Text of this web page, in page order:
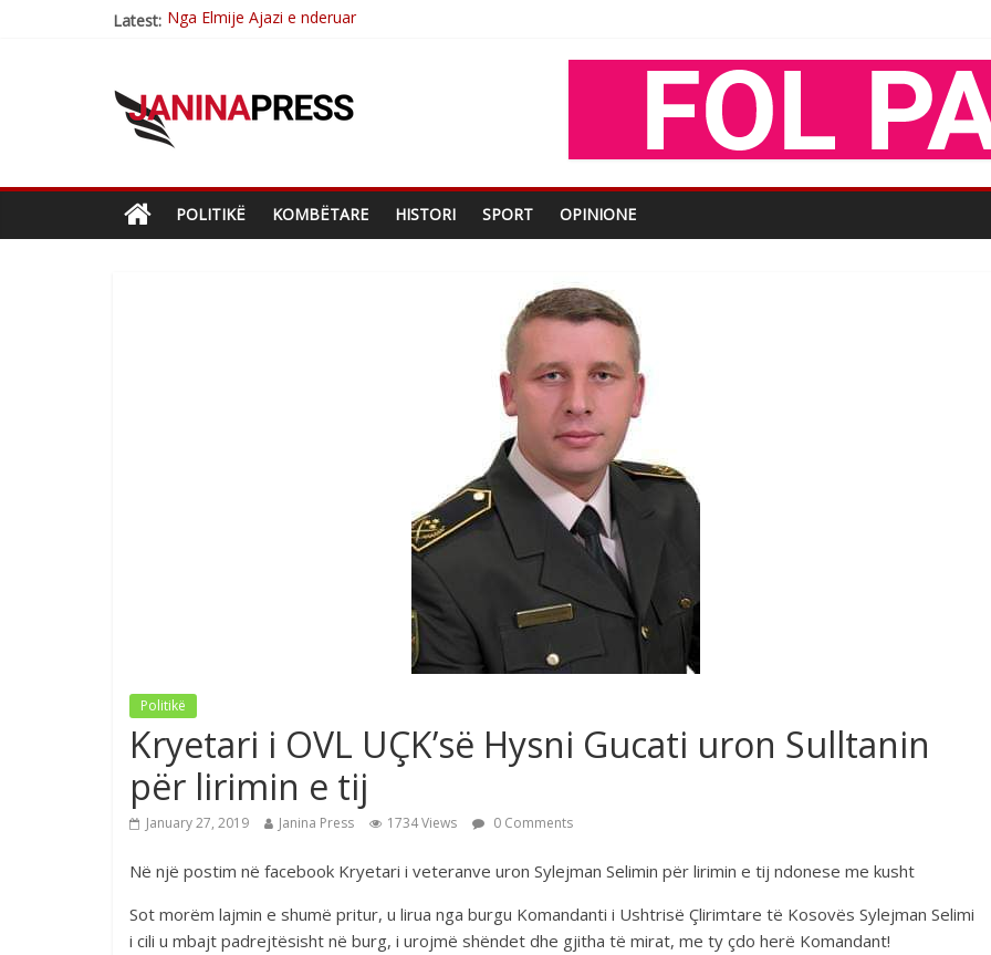
Latest: Brahim Çekaj njē veprimtar i respektuar i çeshtjës kombëtare
Çlirimtari Agron Gërvalla me takime pune në atdhe të shoqerisë Levizja
Mimoza Gjoni artiste e mirëfilltë e këngës shqiptare
POLITIKË KOMBËTARE HISTORI SPORT OPINIONE
Politikë
Kryetari i OVL UÇK’së Hysni Gucati uron Sulltanin
për lirimin e tij
January 27, 2019 Janina Press 1734 Views 0 Comments
Në një postim në facebook Kryetari i veteranve uron Sylejman Selimin për lirimin e tij ndonese me kusht
Sot morëm lajmin e shumë pritur, u lirua nga burgu Komandanti i Ushtrisë Çlirimtare të Kosovës Sylejman Selimi
i cili u mbajt padrejtësisht në burg, i urojmë shëndet dhe gjitha të mirat, me ty çdo herë Komandant!